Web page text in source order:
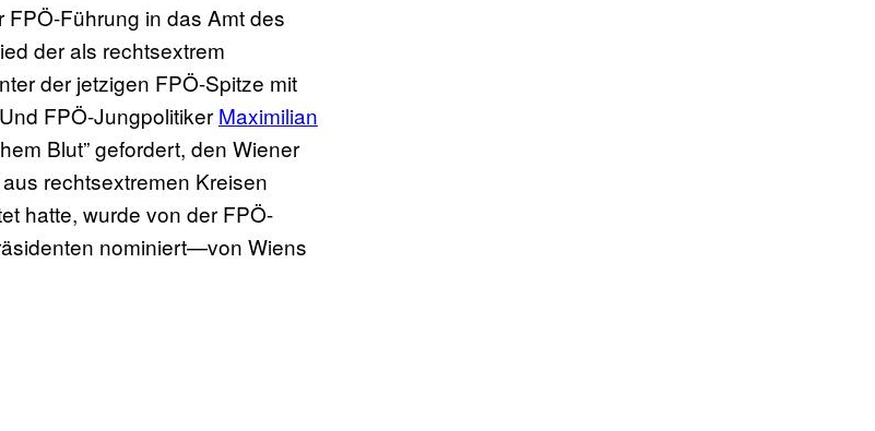
Führung in das Amt des
der als rechtsextrem
der jetzigen FPÖ-Spitze mit
FPÖ-Jungpolitiker Maximilian
Blut” gefordert, den Wiener
rechtsextremen Kreisen
hatte, wurde von der FPÖ-
nominiert—von Wiens